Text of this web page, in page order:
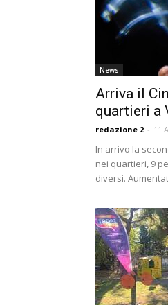
News
Arriva il
quartieri a
redazione 2 - 11
In arrivo la
nei quartieri, 9
diversi.